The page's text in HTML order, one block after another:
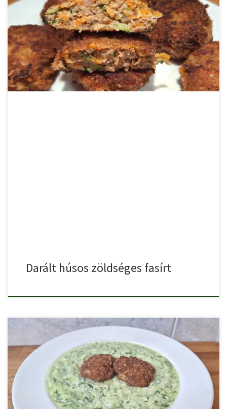
A darált húsos zöldséges fasírt recept remek választás, ha a […]
Darált húsos zöldséges fasírt
Az egyszerű cukkini főzelék tejföllel igazi hétköznapi kedvenc,
amit egész […]